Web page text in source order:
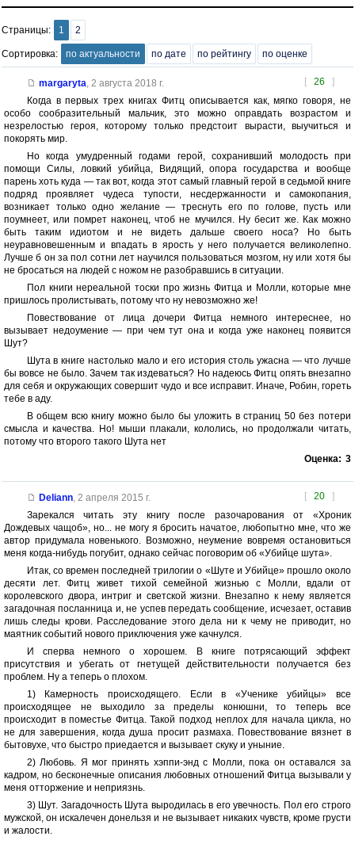
Страницы: 1 2
Сортировка: по актуальности по дате по рейтингу по оценке
[ 26 ]
margaryta 2 августа 2018 г.
Когда в первых трех книгах Фитц описывается как, мягко говоря, не
особо сообразительный мальчик, это можно оправдать возрастом и
незрелостью героя, которому только предстоит вырасти, выучиться и
покорять мир.
Но когда умудренный годами герой, сохранивший молодость при
помощи Силы, ловкий убийца, Видящий, опора государства и вообще
парень хоть куда — так вот, когда этот самый главный герой в седьмой книге
подряд проявляет чудеса тупости, несдержанности и самокопания,
возникает только одно желание — треснуть его по голове, пусть или
поумнеет, или помрет наконец, чтоб не мучился. Ну бесит же. Как можно
быть таким идиотом и не видеть дальше своего носа? Но быть
неуравновешенным и впадать в ярость у него получается великолепно.
Лучше б он за пол сотни лет научился пользоваться мозгом, ну или хотя бы
не бросаться на людей с ножом не разобравшись в ситуации.
Пол книги нереальной тоски про жизнь Фитца и Молли, которые мне
пришлось пролистывать, потому что ну невозможно же!
Повествование от лица дочери Фитца немного интереснее, но
вызывает недоумение — при чем тут она и когда уже наконец появится
Шут?
Шута в книге настолько мало и его история столь ужасна — что лучше
бы вовсе не было. Зачем так издеваться? Но надеюсь Фитц опять внезапно
для себя и окружающих совершит чудо и все исправит. Иначе, Робин, гореть
тебе в аду.
В общем всю книгу можно было бы уложить в страниц 50 без потери
смысла и качества. Но! мыши плакали, кололись, но продолжали читать,
потому что второго такого Шута нет
Оценка: 3
[ 20 ]
Deliann, 2 апреля 2015 г.
Зарекался читать эту книгу после разочарования от «Хроник
Дождевых чащоб», но... не могу я бросить начатое, любопытно мне, что же
автор придумала новенького. Возможно, неумение вовремя остановиться
меня когда-нибудь погубит, однако сейчас поговорим об «Убийце шута».
Итак, со времен последней трилогии о «Шуте и Убийце» прошло около
десяти лет. Фитц живет тихой семейной жизнью с Молли, вдали от
королевского двора, интриг и светской жизни. Внезапно к нему является
загадочная посланница и, не успев передать сообщение, исчезает, оставив
лишь следы крови. Расследование этого дела ни к чему не приводит, но
маятник событий нового приключения уже качнулся.
И сперва немного о хорошем. В книге потрясающий эффект
присутствия и убегать от гнетущей действительности получается без
проблем. Ну а теперь о плохом.
1) Камерность происходящего. Если в «Ученике убийцы» все
происходящее не выходило за пределы конюшни, то теперь все
происходит в поместье Фитца. Такой подход неплох для начала цикла, но
не для завершения, когда душа просит размаха. Повествование вязнет в
бытовухе, что быстро приедается и вызывает скуку и уныние.
2) Любовь. Я мог принять хэппи-энд с Молли, пока он оставался за
кадром, но бесконечные описания любовных отношений Фитца вызывали у
меня отторжение и неприязнь.
3) Шут. Загадочность Шута выродилась в его увечность. Пол его строго
мужской, он искалечен донельзя и не вызывает никаких чувств, кроме грусти
и жалости.